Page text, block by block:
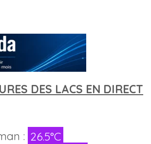
DES LACS EN DIRECT
: 26.5°C